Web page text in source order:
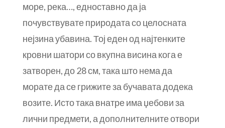
море, река…, едноставно да ја
почувствувате природата со целосната
нејзина убавина. Тој еден од најтенките
кровни шатори со вкупна висина кога е
затворен, до 28 см, така што нема да
морате да се грижите за бучавата додека
возите. Исто така внатре има џебови за
лични предмети, а дополнителните отвори